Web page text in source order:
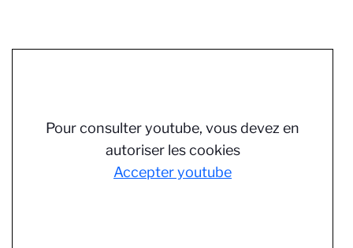
Pour consulter youtube, vous devez en
autoriser les cookies
Accepter youtube